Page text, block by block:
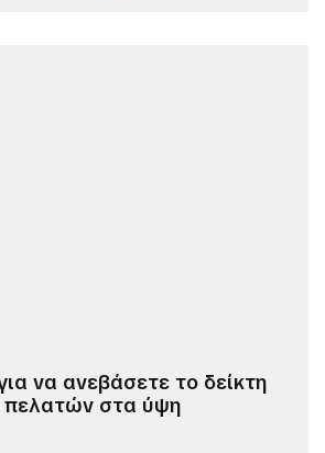
να ανεβάσετε το δείκτη
πελατών στα ύψη